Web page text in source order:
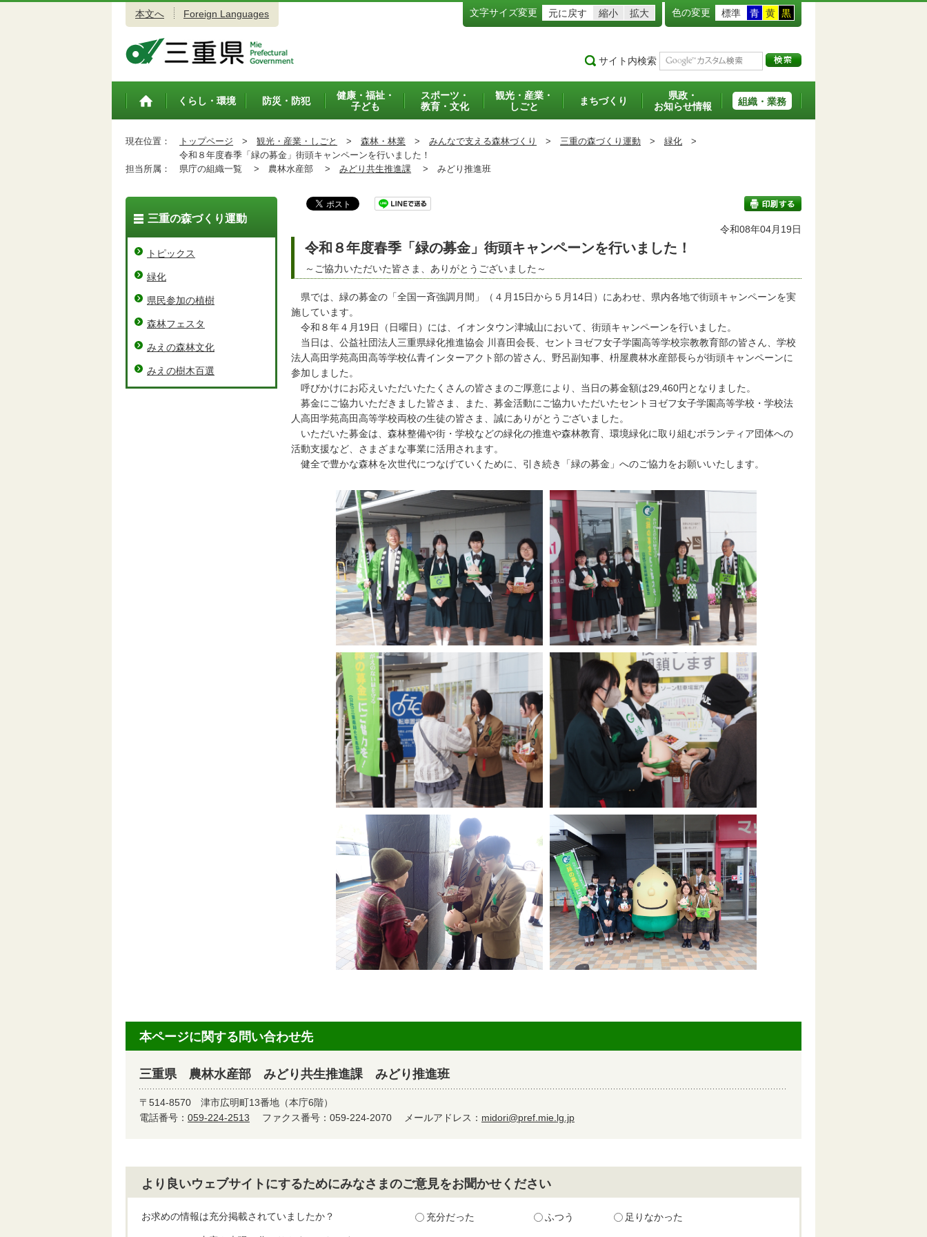
本文へ Foreign Languages 文字サイズ変更 元に戻す 縮小 拡大 色の変更 標準 青 黄 黒
サイト内検索
トップペ
くらし・環境 防災・防犯
健康・福祉・
子ども
スポーツ・
教育・文化
観光・産業・
しごと
まちづくり
県政・
お知らせ情報
組織・業務
現在位置： トップページ > 観光・産業・しごと > 森林・林業 > みんなで支える森林づくり > 三重の森づくり運動 > 緑化 >
令和８年度春季「緑の募金」街頭キャンペーンを行いました！
担当所属：
県庁の組織一覧 > 農林水産部 > みどり共生推進課 > みどり推進班
令和08年04月19日
令和８年度春季「緑の募金」街頭キャンペーンを行いました！
～ご協力いただいた皆さま、ありがとうございました～
県では、緑の募金の「全国一斉強調月間」（４月15日から５月14日）にあわせ、県内各地で街頭キャンペーンを実
施しています。
令和８年４月19日（日曜日）には、イオンタウン津城山において、街頭キャンペーンを行いました。
当日は、公益社団法人三重県緑化推進協会 川喜田会長、セントヨゼフ女子学園高等学校宗教教育部の皆さん、学校
法人高田学苑高田高等学校仏青インターアクト部の皆さん、野呂副知事、枡屋農林水産部長らが街頭キャンペーンに
参加しました。
呼びかけにお応えいただいたたくさんの皆さまのご厚意により、当日の募金額は29,460円となりました。
募金にご協力いただきました皆さま、また、募金活動にご協力いただいたセントヨゼフ女子学園高等学校・学校法
人高田学苑高田高等学校両校の生徒の皆さま、誠にありがとうございました。
いただいた募金は、森林整備や街・学校などの緑化の推進や森林教育、環境緑化に取り組むボランティア団体への
活動支援など、さまざまな事業に活用されます。
健全で豊かな森林を次世代につなげていくために、引き続き「緑の募金」へのご協力をお願いいたします。
三重の森づくり運動
トピックス
緑化
県民参加の植樹
森林フェスタ
みえの森林文化
みえの樹木百選
本ページに関する問い合わせ先
三重県 農林水産部 みどり共生推進課 みどり推進班
〒514-8570 津市広明町13番地（本庁6階）
電話番号： 059-224-2513 ファクス番号：059-224-2070 メールアドレス： midori@pref.mie.lg.jp
より良いウェブサイトにするためにみなさまのご意見をお聞かせください
お求めの情報は充分掲載されていましたか？ 充分だった ふつう 足りなかった